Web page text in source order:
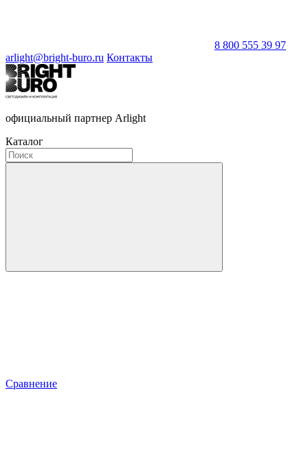
8 800 555 39 97
arlight@bright-buro.ru Контакты
официальный партнер Arlight
Каталог
Сравнение